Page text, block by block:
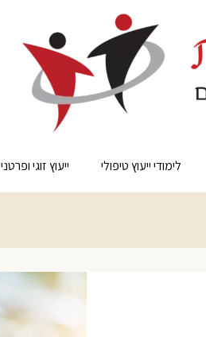
לימודי ייעוץ טיפולי ייעוץ זוגי ופרטני